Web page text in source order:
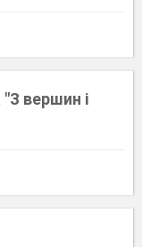
"З вершин і